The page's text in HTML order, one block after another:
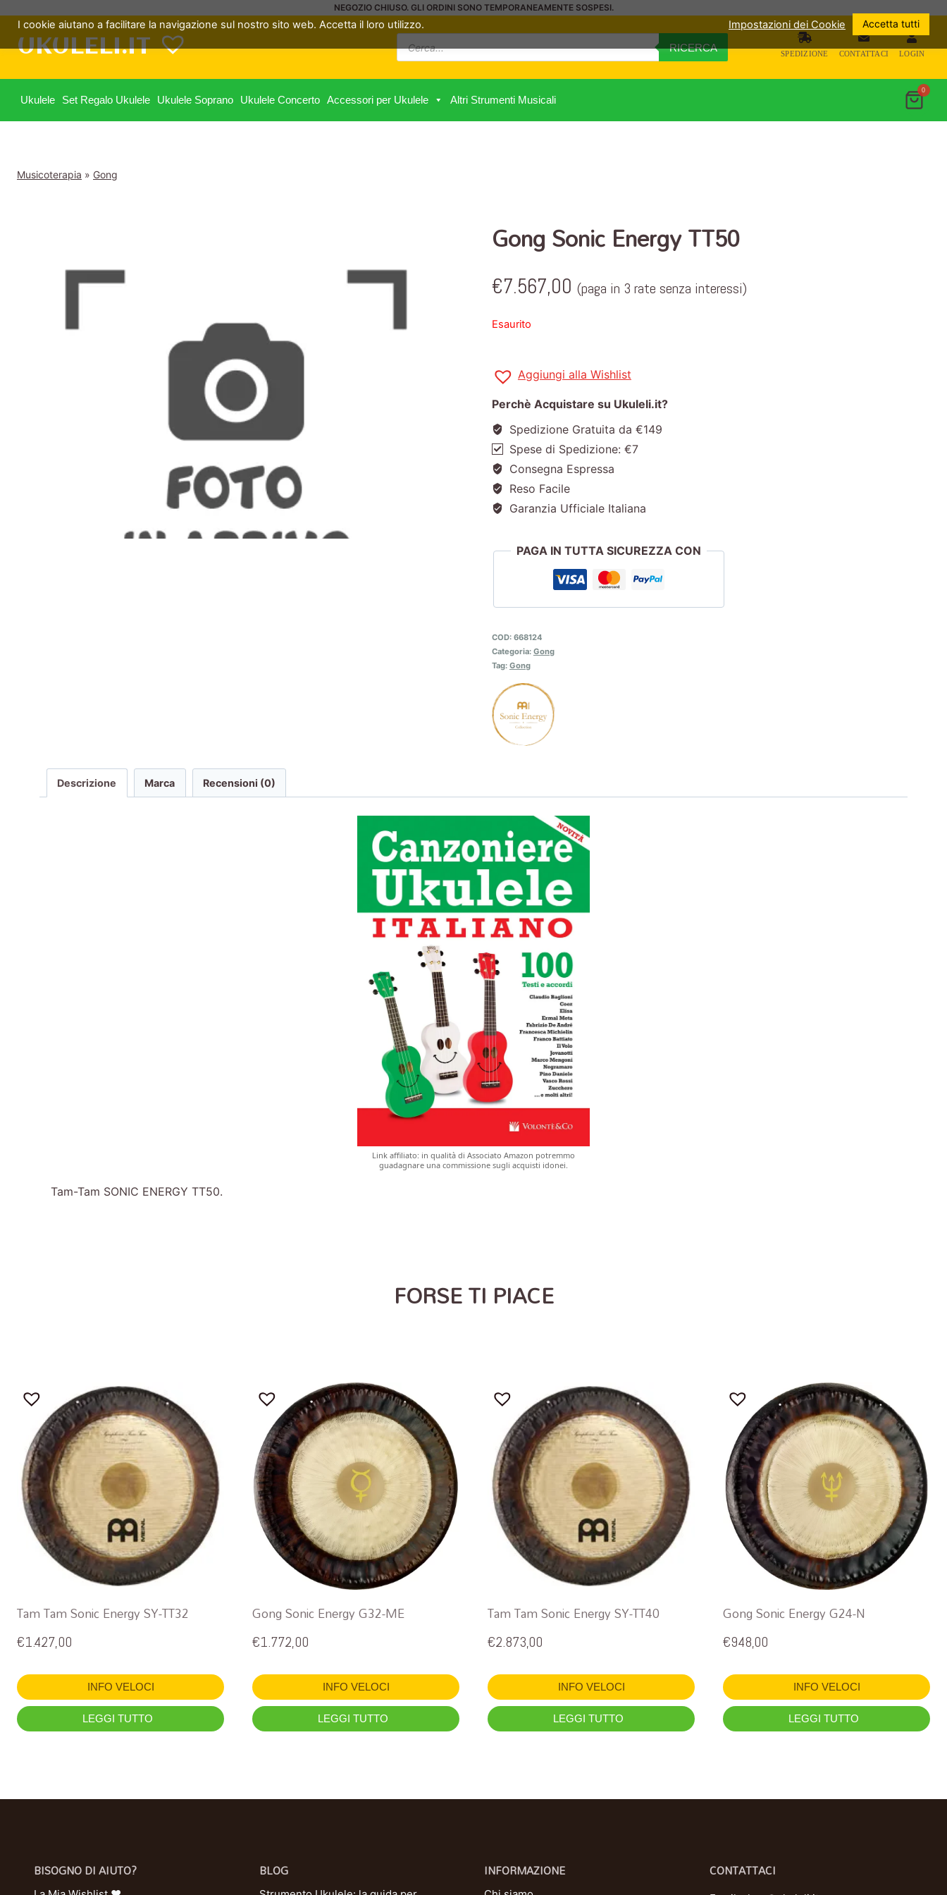
contenuto
NEGOZIO CHIUSO. GLI ORDINI SONO TEMPORANEAMENTE SOSPESI.
UKULELI.IT
Ricerca
prodotti
RICERCA SPEDIZIONE CONTATTACI LOGIN
Ukulele Set Regalo Ukulele Ukulele Soprano Ukulele Concerto Accessori per Ukulele Altri Strumenti Musicali
0
Musicoterapia » Gong
Gong Sonic Energy TT50
€7.567,00 (paga in 3 rate senza interessi)
Esaurito
Aggiungi alla Wishlist
Perchè Acquistare su Ukuleli.it?
Spedizione Gratuita da €149
Spese di Spedizione: €7
Consegna Espressa
Reso Facile
Garanzia Ufficiale Italiana
PAGA IN TUTTA SICUREZZA CON
COD: 668124
Categoria: Gong
Tag: Gong
Descrizione Marca Recensioni (0)
Link affiliato: in qualità di Associato Amazon potremmo
guadagnare una commissione sugli acquisti idonei.
Tam-Tam SONIC ENERGY TT50.
FORSE TI PIACE
Tam Tam Sonic Energy SY-TT32
€1.427,00
INFO VELOCI
LEGGI TUTTO
Gong Sonic Energy G32-ME
€1.772,00
INFO VELOCI
LEGGI TUTTO
Tam Tam Sonic Energy SY-TT40
€2.873,00
INFO VELOCI
LEGGI TUTTO
Gong Sonic Energy G24-N
€948,00
INFO VELOCI
LEGGI TUTTO
BISOGNO DI AIUTO? BLOG INFORMAZIONE CONTATTACI
I cookie aiutano a facilitare la navigazione sul nostro sito web. Accetta il loro utilizzo. Impostazioni dei Cookie Accetta tutti